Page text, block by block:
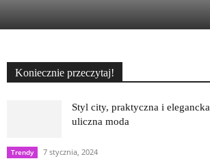
Koniecznie przeczytaj!
Styl city, praktyczna i elegancka
uliczna moda
Trendy 7 stycznia, 2024